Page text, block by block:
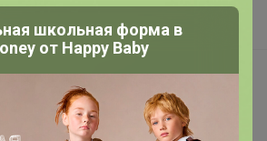
школьная форма в
от Нappy Вaby